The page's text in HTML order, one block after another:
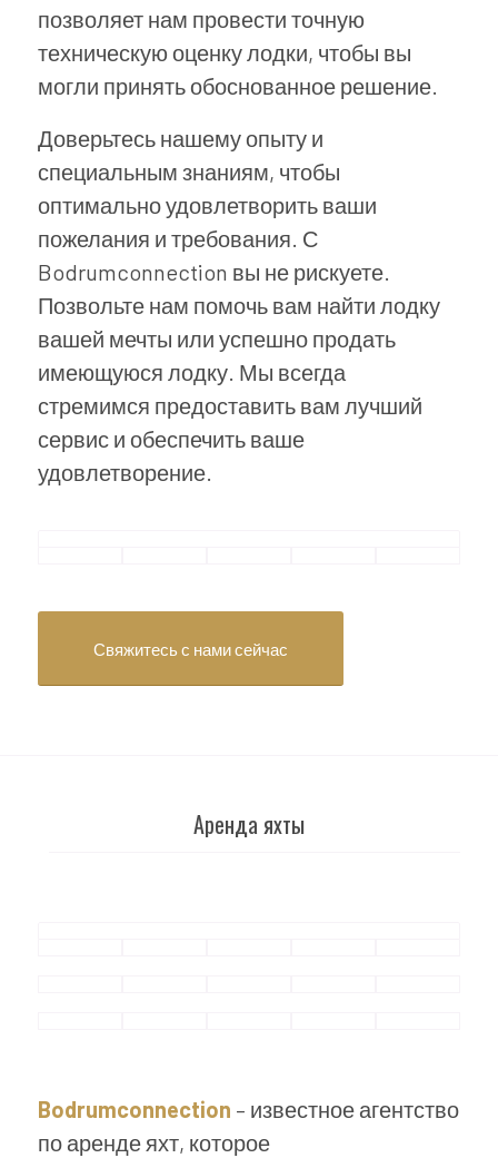
позволяет нам провести точную
техническую оценку лодки, чтобы вы
могли принять обоснованное решение.
Доверьтесь нашему опыту и
специальным знаниям, чтобы
оптимально удовлетворить ваши
пожелания и требования. С
Bodrumconnection вы не рискуете.
Позвольте нам помочь вам найти лодку
вашей мечты или успешно продать
имеющуюся лодку. Мы всегда
стремимся предоставить вам лучший
сервис и обеспечить ваше
удовлетворение.
Свяжитесь с нами сейчас
Аренда яхты
Bodrumconnection – известное агентство
по аренде яхт, которое